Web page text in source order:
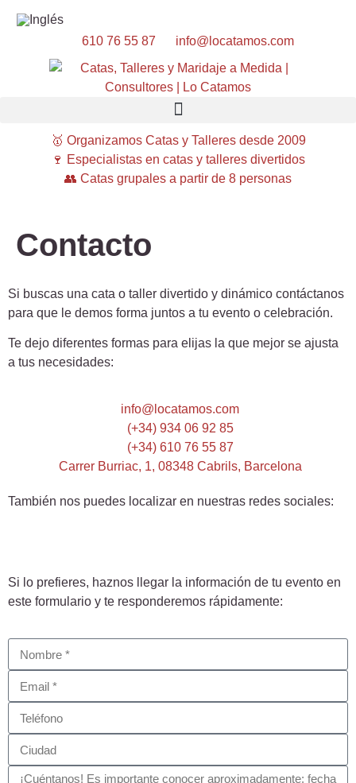
610 76 55 87 info@locatamos.com
🥇 Organizamos Catas y Talleres desde 2009
🍷 Especialistas en catas y talleres divertidos
👥 Catas grupales a partir de 8 personas
Contacto
Si buscas una cata o taller divertido y dinámico contáctanos
para que le demos forma juntos a tu evento o celebración.
Te dejo diferentes formas para elijas la que mejor se ajusta
a tus necesidades:
info@locatamos.com
(+34) 934 06 92 85
(+34) 610 76 55 87
Carrer Burriac, 1, 08348 Cabrils, Barcelona
También nos puedes localizar en nuestras redes sociales:
Si lo prefieres, haznos llegar la información de tu evento en
este formulario y te responderemos rápidamente: